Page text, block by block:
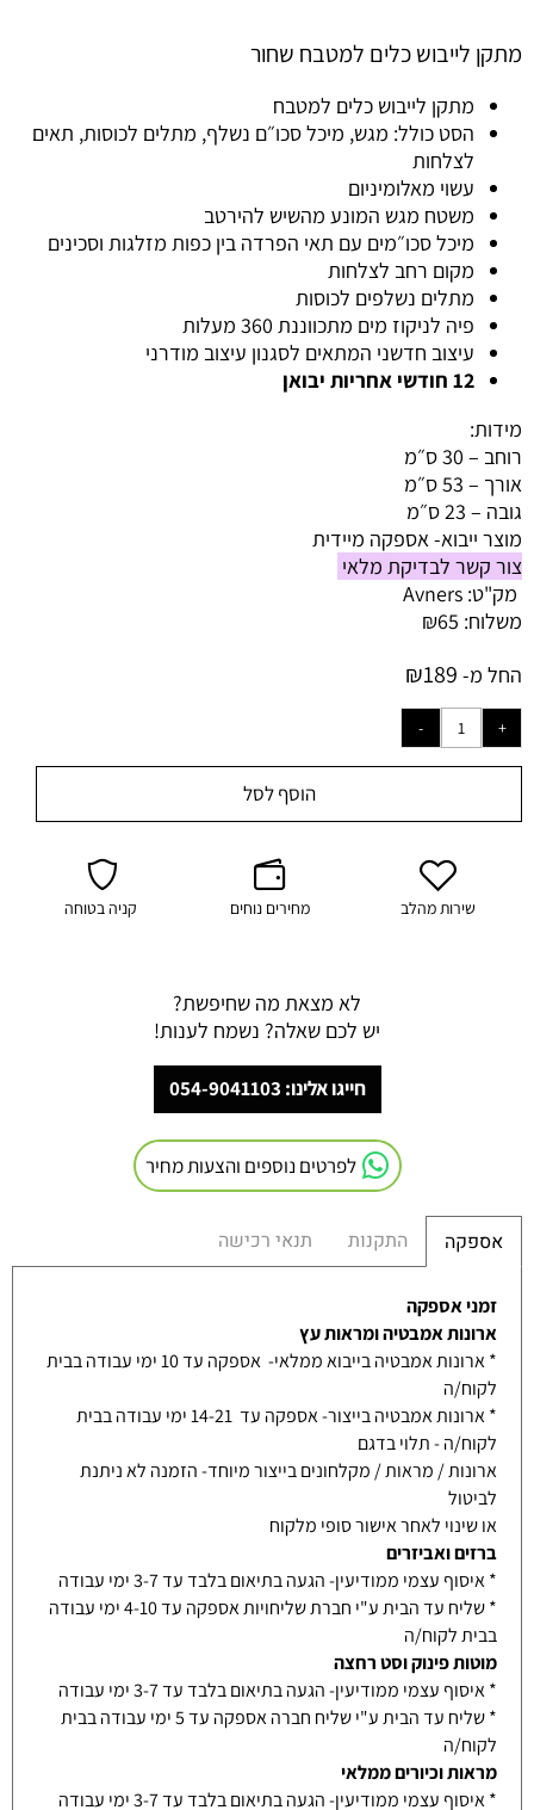
מתקן לייבוש כלים למטבח שחור
מתקן לייבוש כלים למטבח
הסט כולל: מגש, מיכל סכו״ם נשלף, מתלים לכוסות, תאים
לצלחות
עשוי מאלומיניום
משטח מגש המונע מהשיש להירטב
מיכל סכו״מים עם תאי הפרדה בין כפות מזלגות וסכינים
מקום רחב לצלחות
מתלים נשלפים לכוסות
פיה לניקוז מים מתכווננת 360 מעלות
עיצוב חדשני המתאים לסגנון עיצוב מודרני
12 חודשי
אחריות יבואן
מידות:
רוחב – 30 ס״מ
אורך – 53 ס״מ
גובה – 23 ס״מ
מוצר ייבוא- אספקה מיידית
צור קשר לבדיקת מלאי
מק"ט: Avners
משלוח:
₪65
החל מ-
₪189
הוסף לסל
שירות מהלב מחירים נוחים קניה בטוחה
לא מצאת מה שחיפשת?
יש לכם שאלה? נשמח לענות!
חייגו אלינו: 054-9041103
לפרטים נוספים והצעות מחיר
אספקה התקנות תנאי רכישה
זמני אספקה
ארונות אמבטיה ומראות עץ
* ארונות אמבטיה בייבוא ממלאי- אספקה עד 10 ימי עבודה בבית
לקוח/ה
* ארונות אמבטיה בייצור- אספקה עד 14-21 ימי עבודה בבית
לקוח/ה - תלוי בדגם
ארונות / מראות / מקלחונים בייצור מיוחד- הזמנה לא ניתנת
לביטול
או שינוי לאחר אישור סופי מלקוח
ברזים ואביזרים
* איסוף עצמי ממודיעין- הגעה בתיאום בלבד עד 3-7 ימי עבודה
* שליח עד הבית ע"י חברת שליחויות אספקה עד 4-10 ימי עבודה
בבית לקוח/ה
מוטות פינוק וסט רחצה
* איסוף עצמי ממודיעין- הגעה בתיאום בלבד עד 3-7 ימי עבודה
* שליח עד הבית ע"י שליח חברה אספקה עד 5 ימי עבודה בבית
לקוח/ה
מראות וכיורים ממלאי
* איסוף עצמי ממודיעין- הגעה בתיאום בלבד עד 3-7 ימי עבודה